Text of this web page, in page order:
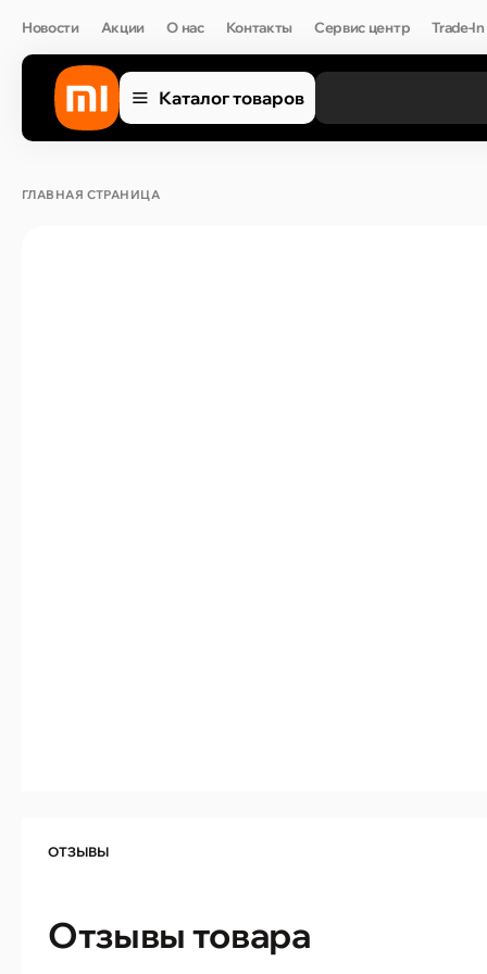
Новости Акции О нас Контакты Сервис центр Trade-In
Каталог товаров
ГЛАВНАЯ СТРАНИЦА
ОТЗЫВЫ
Отзывы товара